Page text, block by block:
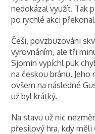
nedokázal využít. Tak
po rychlé akci
Češi, povzbuzováni
vyrovnáním, ale tři
Sjomin vypíchl puk
na českou bránu.
ovšem na následné
už byl krátký.
Na stavu už nic
přesilový hra, kdy měli